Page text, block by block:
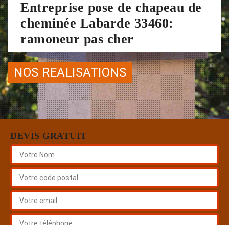
Entreprise pose de chapeau de
cheminée Labarde 33460:
ramoneur pas cher
NOS REALISATIONS
DEVIS GRATUIT